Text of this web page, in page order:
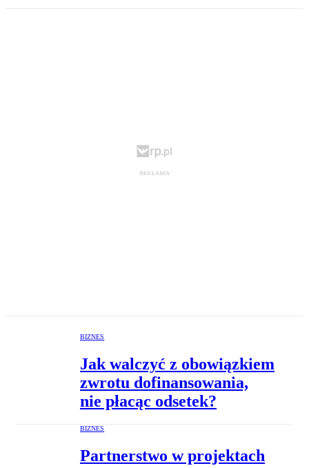
BIZNES
Jak walczyć z obowiązkiem
zwrotu dofinansowania,
nie płacąc odsetek?
BIZNES
Partnerstwo w projektach